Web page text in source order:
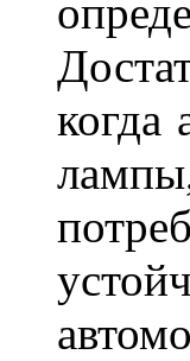
когда